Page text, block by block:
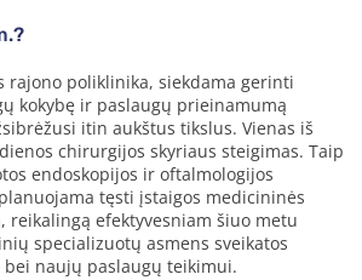
rajono poliklinika, siekdama gerinti
kokybę ir paslaugų prieinamumą
itin aukštus tikslus. Vienas iš
chirurgijos skyriaus steigimas. Taip
endoskopijos ir oftalmologijos
tęsti įstaigos medicininės
reikalingą efektyvesniam šiuo metu
specializuotų asmens sveikatos
naujų paslaugų teikimui.